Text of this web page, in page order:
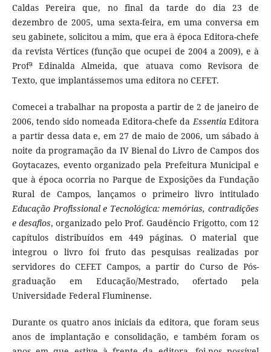
Caldas Pereira que, no final da tarde do dia 23 de
dezembro de 2005, uma sexta-feira, em uma conversa em
seu gabinete, solicitou a mim, que era à época Editora-chefe
da revista Vértices (função que ocupei de 2004 a 2009), e à
ProfạEdinalda Almeida, que atuava como Revisora de
Texto, que implantássemos uma editora no CEFET.
Comecei a trabalhar na proposta a partir de 2 de janeiro de
2006, tendo sido nomeada Editora-chefe daEssentiaEditora
a partir dessa data e, em 27 de maio de 2006, um sábado à
noite da programação da IV Bienal do Livro de Campos dos
Goytacazes, evento organizado pela Prefeitura Municipal e
que à época ocorria no Parque de Exposições da Fundação
Rural de Campos, lançamos o primeiro livro intitulado
Educação Profissional e Tecnológica: memórias, contradições
e desafios, organizado pelo Prof. Gaudêncio Frigotto, com 12
capítulos distribuídos em 449 páginas. O material que
integrou o livro foi fruto das pesquisas realizadas por
servidores do CEFET Campos, a partir do Curso de Pós-
graduação em Educação/Mestrado, ofertado pela
Universidade Federal Fluminense.
Durante os quatro anos iniciais da editora, que foram seus
anos de implantação e consolidação, e também foram os